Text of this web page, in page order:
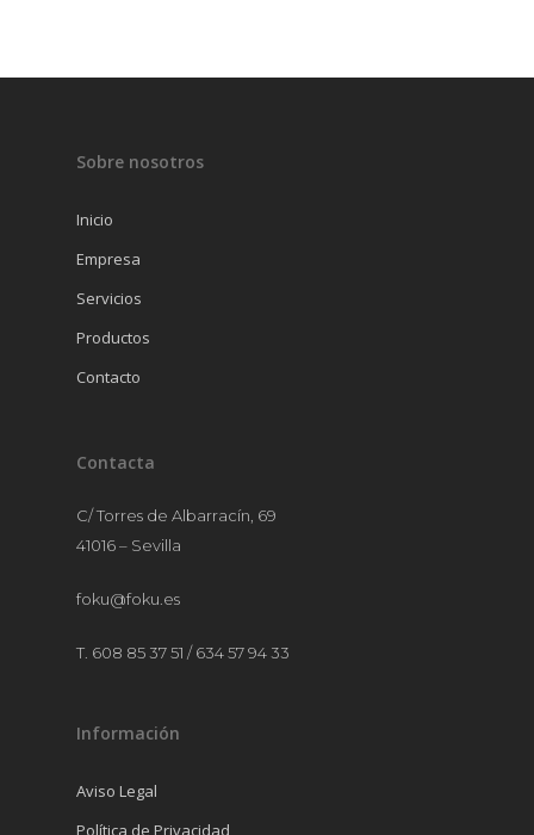
Sobre nosotros
Inicio
Empresa
Servicios
Productos
Contacto
Contacta
C/ Torres de Albarracín, 69
41016 – Sevilla
foku@foku.es
T. 608 85 37 51 / 634 57 94 33
Información
Aviso Legal
Política de Privacidad
PRODUCTOS